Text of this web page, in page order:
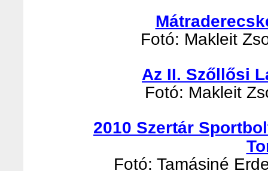
Fotó: Makleit
Az II. Szőllősi
Fotó: Makleit
2010 Szertár
Fotó: Tamásiné